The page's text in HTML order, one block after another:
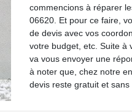
commencions à réparer
06620. Et pour ce faire,
de devis avec vos
votre budget, etc. Suite à
va vous envoyer une
à noter que, chez notre
devis reste gratuit et